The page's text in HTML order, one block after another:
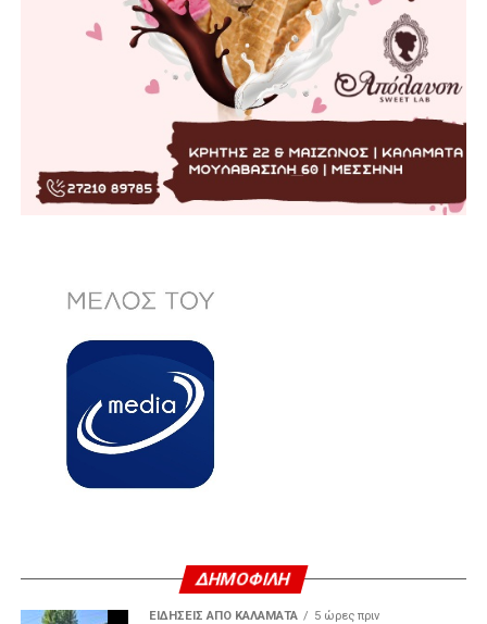
ΔΗΜΟΦΙΛΗ
ΕΙΔΗΣΕΙΣ ΑΠΟ ΚΑΛΑΜΑΤΑ 5 ώρες πριν